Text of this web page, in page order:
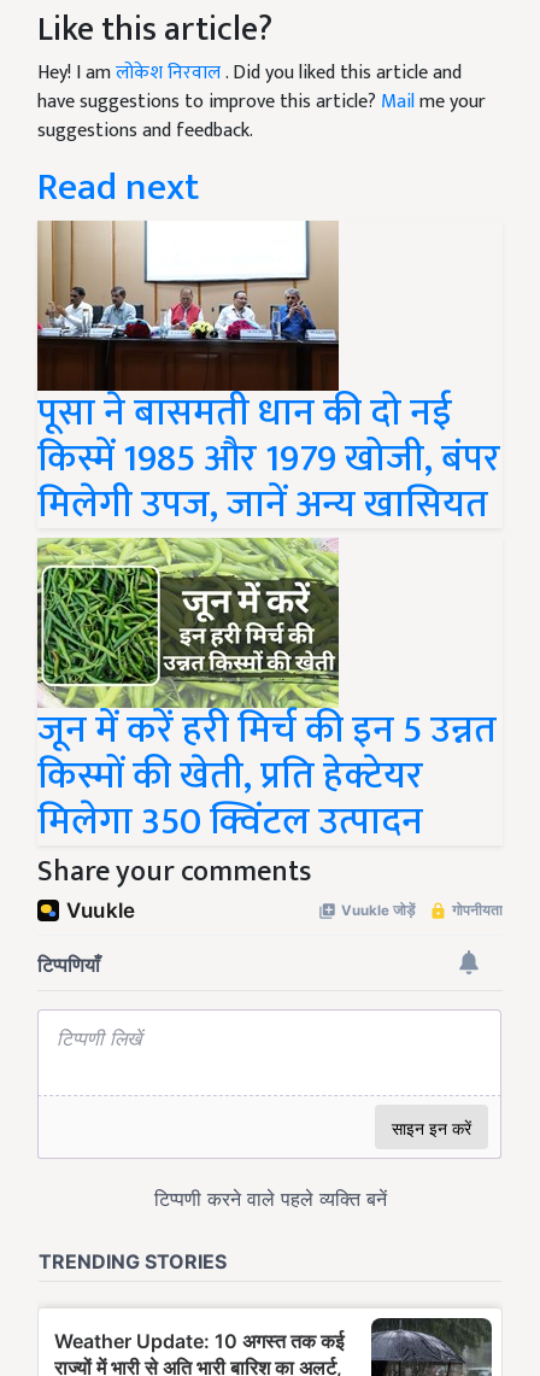
Like this article?
Hey! I amलोकेश निरवाल. Did you liked this article and
have suggestions to improve this article? Mailme your
suggestions and feedback.
Read next
पूसा ने बासमती धान की दो नई
किस्में 1985 और 1979 खोजी, बंपर
मिलेगी उपज, जानें अन्य खासियत
जून में करें हरी मिर्च की इन 5 उन्नत
किस्मों की खेती, प्रति हेक्टेयर
मिलेगा 350 क्विंटल उत्पादन
Share your comments